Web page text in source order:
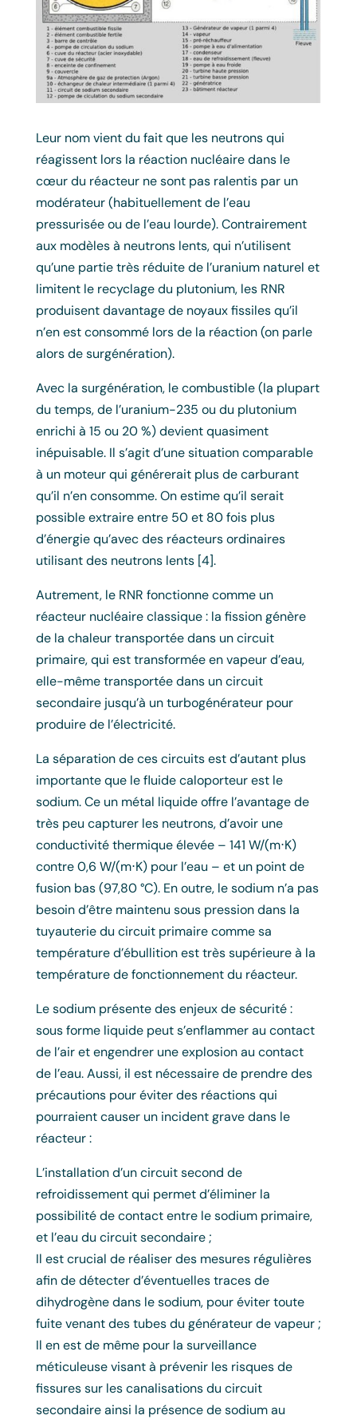
Leur nom vient du fait que les neutrons qui
réagissent lors la réaction nucléaire dans le
cœur du réacteur ne sont pas ralentis par un
modérateur (habituellement de l’eau
pressurisée ou de l’eau lourde). Contrairement
aux modèles à neutrons lents, qui n’utilisent
qu’une partie très réduite de l’uranium naturel et
limitent le recyclage du plutonium, les RNR
produisent davantage de noyaux fissiles qu’il
n’en est consommé lors de la réaction (on parle
alors de surgénération).
Avec la surgénération, le combustible (la plupart
du temps, de l’uranium-235 ou du plutonium
enrichi à 15 ou 20 %) devient quasiment
inépuisable. Il s’agit d’une situation comparable
à un moteur qui générerait plus de carburant
qu’il n’en consomme. On estime qu’il serait
possible extraire entre 50 et 80 fois plus
d’énergie qu’avec des réacteurs ordinaires
utilisant des neutrons lents [4].
Autrement, le RNR fonctionne comme un
réacteur nucléaire classique : la fission génère
de la chaleur transportée dans un circuit
primaire, qui est transformée en vapeur d’eau,
elle-même transportée dans un circuit
secondaire jusqu’à un turbogénérateur pour
produire de l’électricité.
La séparation de ces circuits est d’autant plus
importante que le fluide caloporteur est le
sodium. Ce un métal liquide offre l’avantage de
très peu capturer les neutrons, d’avoir une
conductivité thermique élevée – 141 W/(m⋅K)
contre 0,6 W/(m⋅K) pour l’eau – et un point de
fusion bas (97,80 °C). En outre, le sodium n’a pas
besoin d’être maintenu sous pression dans la
tuyauterie du circuit primaire comme sa
température d’ébullition est très supérieure à la
température de fonctionnement du réacteur.
Le sodium présente des enjeux de sécurité :
sous forme liquide peut s’enflammer au contact
de l’air et engendrer une explosion au contact
de l’eau. Aussi, il est nécessaire de prendre des
précautions pour éviter des réactions qui
pourraient causer un incident grave dans le
réacteur :
L’installation d’un circuit second de
refroidissement qui permet d’éliminer la
possibilité de contact entre le sodium primaire,
et l’eau du circuit secondaire ;
Il est crucial de réaliser des mesures régulières
afin de détecter d’éventuelles traces de
dihydrogène dans le sodium, pour éviter toute
fuite venant des tubes du générateur de vapeur ;
Il en est de même pour la surveillance
méticuleuse visant à prévenir les risques de
fissures sur les canalisations du circuit
secondaire ainsi la présence de sodium au